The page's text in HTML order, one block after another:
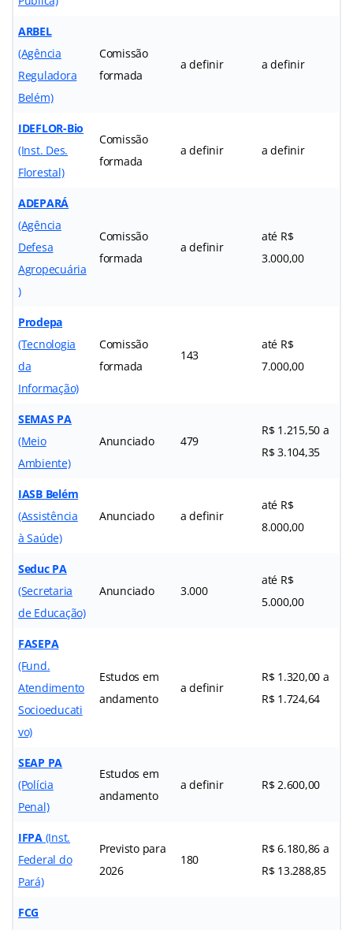
ARBEL
(Agência
Reguladora
Belém)
Comissão
formada
a definir a definir
IDEFLOR-Bio
(Inst. Des.
Florestal)
Comissão
formada
a definir a definir
ADEPARÁ
(Agência
Defesa
Agropecuária
)
Comissão
formada
a definir
até R$
3.000,00
Prodepa
(Tecnologia
da
Informação)
Comissão
formada
143
até R$
7.000,00
SEMAS PA
(Meio
Ambiente)
Anunciado 479
R$ 1.215,50 a
R$ 3.104,35
IASB Belém
(Assistência
à Saúde)
Anunciado a definir
até R$
8.000,00
Seduc PA
(Secretaria
de Educação)
Anunciado 3.000
até R$
5.000,00
FASEPA
(Fund.
Atendimento
Socioeducati
vo)
Estudos em
andamento
a definir
R$ 1.320,00 a
R$ 1.724,64
SEAP PA
(Polícia
Penal)
Estudos em
andamento
a definir R$ 2.600,00
IFPA(Inst.
Federal do
Pará)
Previsto para
2026
180
R$ 6.180,86 a
R$ 13.288,85
FCG